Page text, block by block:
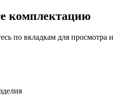
комплектацию
по вкладкам для просмотра